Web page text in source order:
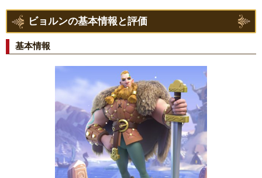
ビョルンの基本情報と評価
基本情報